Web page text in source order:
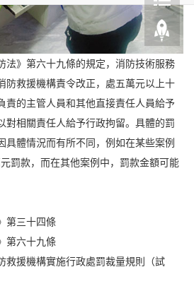
法》第六十九條的規定，消防技術服務
防救援機構責令改正，處五萬元以上十
責的主管人員和其他直接責任人員給予
對相關責任人給予行政拘留。具體的罰
具體情況而有所不同，例如在某些案例
罰款，而在其他案例中，罰款金額可能
第三十四條
第六十九條
救援機構實施行政處罰裁量規則（試